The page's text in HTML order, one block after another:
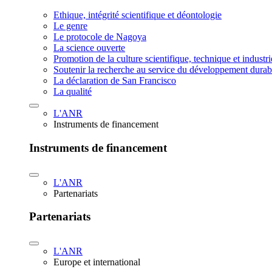
Ethique, intégrité scientifique et déontologie
Le genre
Le protocole de Nagoya
La science ouverte
Promotion de la culture scientifique, technique et
Soutenir la recherche au service du développement
La déclaration de San Francisco
La qualité
L'ANR
Instruments de financement
Instruments de financement
L'ANR
Partenariats
Partenariats
L'ANR
Europe et international